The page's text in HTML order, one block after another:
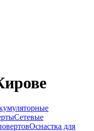
Сетевые
Оснастка для